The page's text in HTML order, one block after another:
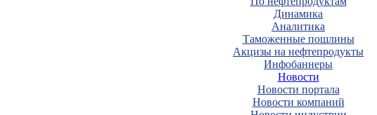
Динамика
Аналитика
Таможенные пошлины
Акцизы на нефтепродукты
Инфобаннеры
Новости
Новости портала
Новости компаний